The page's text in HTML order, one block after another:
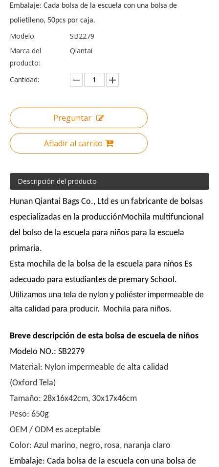
Embalaje: Cada bolsa de la escuela con una bolsa de
polietileno, 50pcs por caja.
Modelo:
SB2279
Marca del
producto:
Qiantai
Cantidad:
Preguntar
Añadir al carrito
Descripción del producto
Hunan Qiantai Bags Co., Ltd es un fabricante de bolsas
especializadas en la producciónMochila multifuncional
del bolso de la escuela para niños para la escuela
primaria.
Esta mochila de la bolsa de la escuela para niños Es
adecuado para estudiantes de premary School.
Utilizamos una tela de nylon y poliéster impermeable de
alta calidad para producir. Mochila para niños.
Breve descripción de esta bolsa de escuela de niños
Modelo NO.: SB2279
Material: Nylon impermeable de alta calidad
(Oxford Tela)
Tamaño: 28x16x42cm, 30x17x46cm
Peso: 650g
OEM / ODM es aceptable
Color: Azul marino, negro, rosa, naranja claro
Embalaje: Cada bolsa de la escuela con una bolsa de